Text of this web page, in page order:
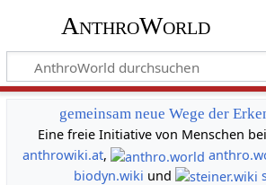
AnthroWorld
gemeinsam neue Wege der
Eine freie Initiative von Menschen bei
anthrowiki.at,
biodyn.wiki und